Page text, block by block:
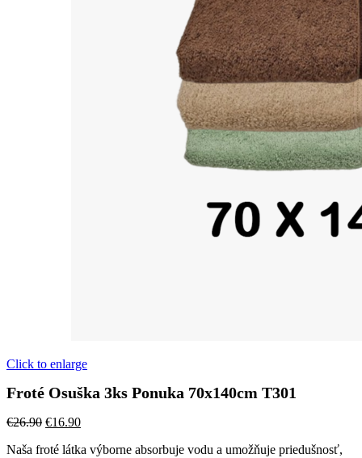
Click to enlarge
Froté Osuška 3ks Ponuka 70x140cm T301
€26.90 Pôvodná
bola:
€16.90Aktuálna
je:
Naša froté látka výborne absorbuje vodu a umožňuje priedušnosť,